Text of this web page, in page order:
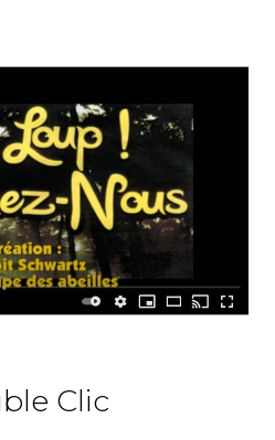
Clic